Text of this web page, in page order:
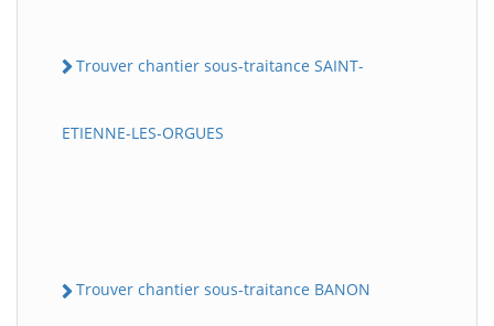
Trouver chantier sous-traitance SAINT-
ETIENNE-LES-ORGUES
Trouver chantier sous-traitance BANON